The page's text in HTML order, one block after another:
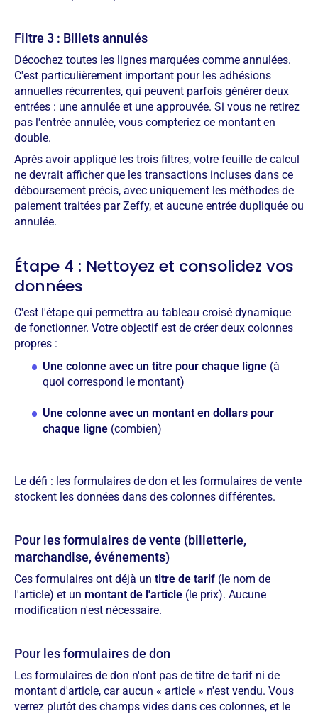
Filtre 3 : Billets annulés
Décochez toutes les lignes marquées comme annulées.
C'est particulièrement important pour les adhésions
annuelles récurrentes, qui peuvent parfois générer deux
entrées : une annulée et une approuvée. Si vous ne retirez
pas l'entrée annulée, vous compteriez ce montant en
double.
Après avoir appliqué les trois filtres, votre feuille de calcul
ne devrait afficher que les transactions incluses dans ce
déboursement précis, avec uniquement les méthodes de
paiement traitées par Zeffy, et aucune entrée dupliquée ou
annulée.
Étape 4 : Nettoyez et consolidez vos
données
C'est l'étape qui permettra au tableau croisé dynamique
de fonctionner. Votre objectif est de créer deux colonnes
propres :
Une colonne avec un titre pour chaque ligne (à
quoi correspond le montant)
Une colonne avec un montant en dollars pour
chaque ligne (combien)
Le défi : les formulaires de don et les formulaires de vente
stockent les données dans des colonnes différentes.
Pour les formulaires de vente (billetterie,
marchandise, événements)
Ces formulaires ont déjà un titre de tarif (le nom de
l'article) et un montant de l'article (le prix). Aucune
modification n'est nécessaire.
Pour les formulaires de don
Les formulaires de don n'ont pas de titre de tarif ni de
montant d'article, car aucun « article » n'est vendu. Vous
verrez plutôt des champs vides dans ces colonnes, et le